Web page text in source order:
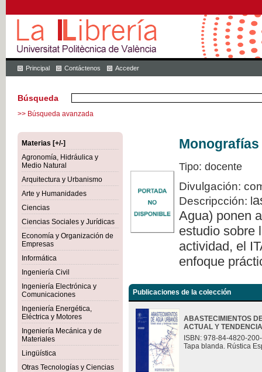
Principal Contáctenos Acceder
Búsqueda
>> Búsqueda avanzada
Materias [+/-]
Agronomía, Hidráulica y
Medio Natural
Arquitectura y Urbanismo
Arte y Humanidades
Ciencias
Ciencias Sociales y Jurídicas
Economía y Organización de
Empresas
Informática
Ingeniería Civil
Ingeniería Electrónica y
Comunicaciones
Ingeniería Energética,
Eléctrica y Motores
Ingeniería Mecánica y de
Materiales
Lingüística
Otras Tecnologías y Ciencias
Tipo: docente
Divulgación:
Descripcción: l
Agua) ponen
estudio sobre
actividad, el
enfoque
Publicaciones de la colección
ABASTECIMIENTOS
ACTUAL Y
ISBN: 978-84-4820-
Tapa blanda. Rústica